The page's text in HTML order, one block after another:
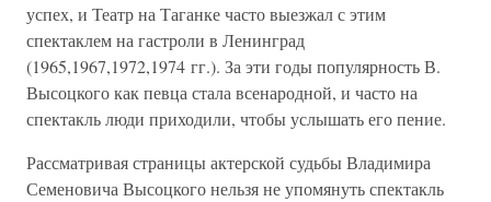
успех, и Театр на Таганке часто выезжал с этим
спектаклем на гастроли в Ленинград
(1965,1967,1972,1974 гг.). За эти годы популярность В.
Высоцкого как певца стала всенародной, и часто на
спектакль люди приходили, чтобы услышать его пение.
Рассматривая страницы актерской судьбы Владимира
Семеновича Высоцкого нельзя не упомянуть спектакль